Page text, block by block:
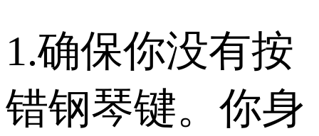
1.确保你没有按
错钢琴键。你身